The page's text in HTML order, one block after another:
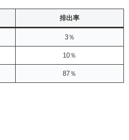
排出率
3％
10％
87％